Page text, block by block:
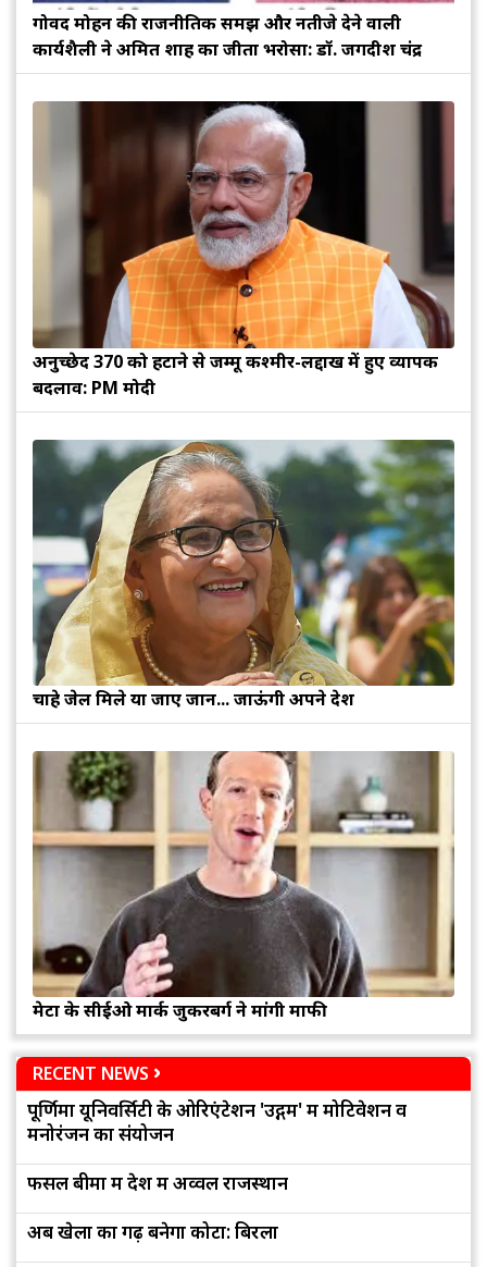
गोविंद मोहन की राजनीतिक समझ और नतीजे देने वाली
कार्यशैली ने अमित शाह का जीता भरोसा: डॉ. जगदीश चंद्र
अनुच्छेद 370 को हटाने से जम्मू कश्मीर-लद्दाख में हुए व्यापक
बदलाव: PM मोदी
चाहे जेल मिले या जाए जान... जाऊंगी अपने देश
मेटा के सीईओ मार्क जुकरबर्ग ने मांगी माफी
RECENT NEWS
पूर्णिमा यूनिवर्सिटी के ओरिएंटेशन 'उद्गम' में मोटिवेशन व
मनोरंजन का संयोजन
फसल बीमा में देश में अव्वल राजस्थान
अब खेलों का गढ़ बनेगा कोटा: बिरला